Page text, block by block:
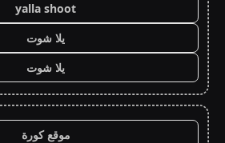
yalla shoot
يلا شوت
يلا شوت
موقع كورة